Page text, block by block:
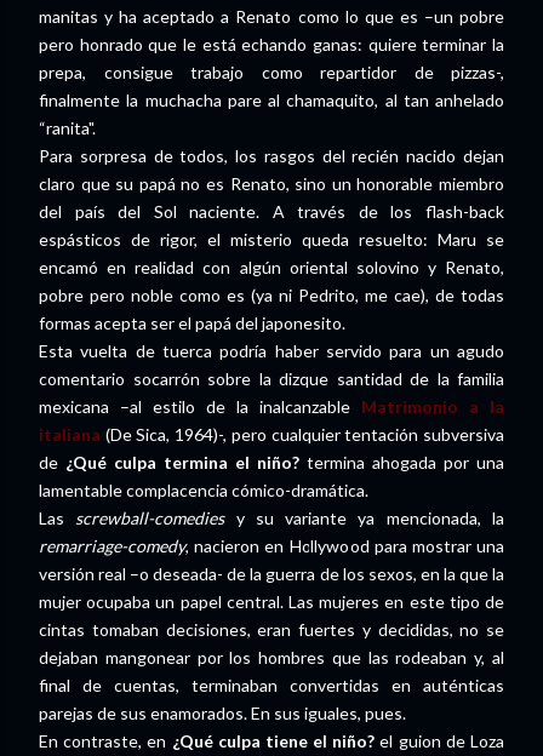
manitas y ha aceptado a Renato como lo que es –un pobre
pero honrado que le está echando ganas: quiere terminar la
prepa, consigue trabajo como repartidor de pizzas-,
finalmente la muchacha pare al chamaquito, al tan anhelado
“ranita".
Para sorpresa de todos, los rasgos del recién nacido dejan
claro que su papá no es Renato, sino un honorable miembro
del país del Sol naciente. A través de los flash-back
espásticos de rigor, el misterio queda resuelto: Maru se
encamó en realidad con algún oriental solovino y Renato,
pobre pero noble como es (ya ni Pedrito, me cae), de todas
formas acepta ser el papá del japonesito.
Esta vuelta de tuerca podría haber servido para un agudo
comentario socarrón sobre la dizque santidad de la familia
mexicana –al estilo de la inalcanzable Matrimonio a la
italiana (De Sica, 1964)-, pero cualquier tentación subversiva
de ¿Qué culpa termina el niño? termina ahogada por una
lamentable complacencia cómico-dramática.
Las screwball-comediesy su variante ya mencionada, la
remarriage-comedy, nacieron en Hollywood para mostrar una
versión real –o deseada- de la guerra de los sexos, en la que la
mujer ocupaba un papel central. Las mujeres en este tipo de
cintas tomaban decisiones, eran fuertes y decididas, no se
dejaban mangonear por los hombres que las rodeaban y, al
final de cuentas, terminaban convertidas en auténticas
parejas de sus enamorados. En sus iguales, pues.
En contraste, en ¿Qué culpa tiene el niño? el guion de Loza